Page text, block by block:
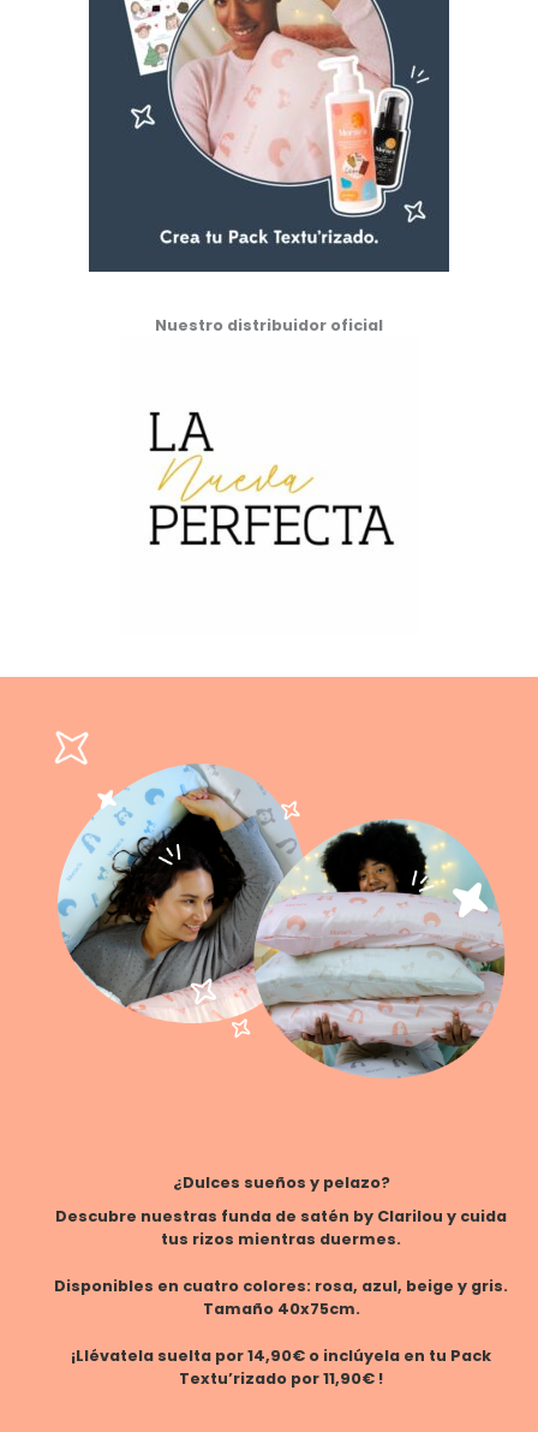
Nuestro distribuidor oficial
¿Dulces sueños y pelazo?
Descubre nuestras funda de satén by Clarilou y cuida
tus rizos mientras duermes.
Disponibles en cuatro colores: rosa, azul, beige y gris.
Tamaño 40x75cm.
¡Llévatela suelta por 14,90€ o inclúyela en tu Pack
Textu’rizado por 11,90€ !